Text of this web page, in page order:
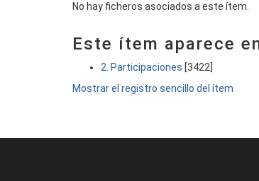
No hay ficheros asociados a este ítem.
Este ítem aparece
2. Participaciones [3422]
Mostrar el registro sencillo del ítem